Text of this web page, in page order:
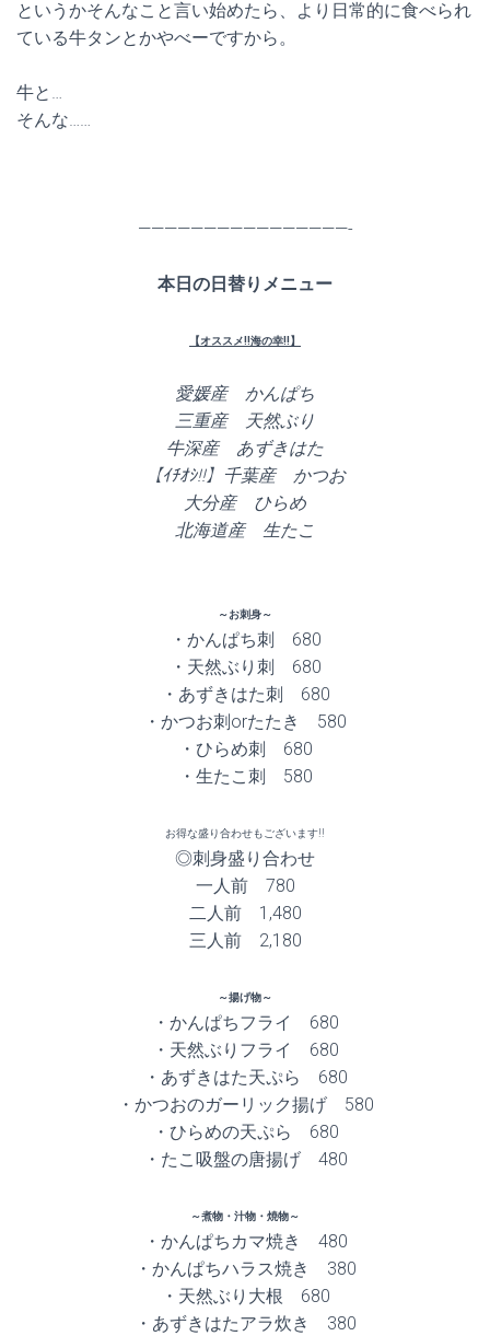
というかそんなこと言い始めたら、より日常的に食べられ
ている牛タンとかやべーですから。
牛と…
そんな……
————————————————-
本日の日替りメニュー
【オススメ!!海の幸!!】
愛媛産 かんぱち
三重産 天然ぶり
牛深産 あずきはた
【ｲﾁｵｼ!!】千葉産 かつお
大分産 ひらめ
北海道産 生たこ
～お刺身～
・かんぱち刺 680
・天然ぶり刺 680
・あずきはた刺 680
・かつお刺orたたき 580
・ひらめ刺 680
・生たこ刺 580
お得な盛り合わせもございます!!
◎刺身盛り合わせ
一人前 780
二人前 1,480
三人前 2,180
～揚げ物～
・かんぱちフライ 680
・天然ぶりフライ 680
・あずきはた天ぷら 680
・かつおのガーリック揚げ 580
・ひらめの天ぷら 680
・たこ吸盤の唐揚げ 480
～煮物・汁物・焼物～
・かんぱちカマ焼き 480
・かんぱちハラス焼き 380
・天然ぶり大根 680
・あずきはたアラ炊き 380